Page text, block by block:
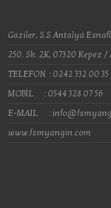
Gaziler, S.S Antalya
250. Sk. 2K, 07320 Kepez
TELEFON : 0242 332 00 35
MOBİL : 0544 328 07 56
E-MAIL :
www.fsmyangin.com